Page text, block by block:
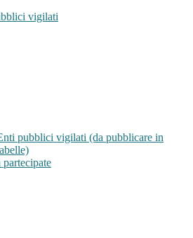
vigilati
pubblici vigilati (da pubblicare in
partecipate